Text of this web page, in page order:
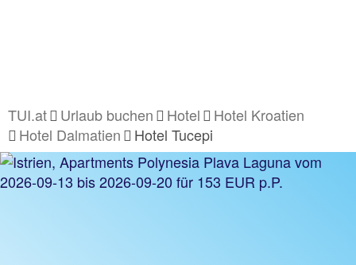
TUI.at Urlaub buchen Hotel
Hotel Kroatien
Hotel Dalmatien
Hotel Tucepi